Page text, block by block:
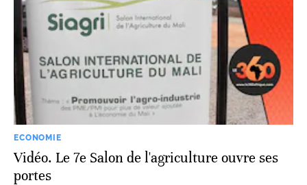
ECONOMIE
Vidéo. Le 7e Salon de l'agriculture ouvre ses
portes